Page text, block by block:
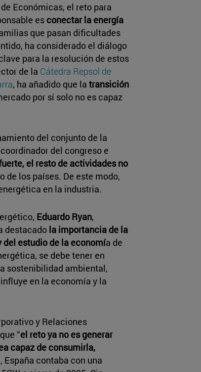
Económicas, el reto para
es conectar la energía
que pasan dificultades
ha considerado el diálogo
para la resolución de estos
de la Cátedra Repsol de
, ha añadido que la transición
por sí solo no es capaz
del conjunto de la
del congreso e
el resto de actividades no
de los países. De este modo,
en la industria.
Eduardo Ryan,
destacado la importancia de la
estudio de la economía de
se debe tener en
sostenibilidad ambiental,
en la economía y la
y Relaciones
“el reto ya no es generar
capaz de consumirla,
España contaba con una